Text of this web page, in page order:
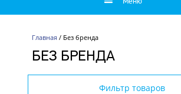
Главная/ Без бренда
БЕЗ БРЕНДА
Фильтр товаров